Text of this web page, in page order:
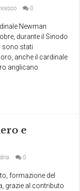
0
Newman
durante il Sinodo
sono stati
anche il cardinale
anglicano
e
0
formazione del
grazie al contributo